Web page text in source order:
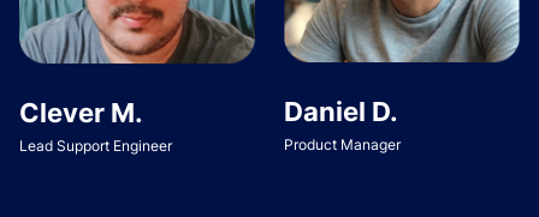
Clever M.
Lead Support Engineer
Daniel D.
Product Manager